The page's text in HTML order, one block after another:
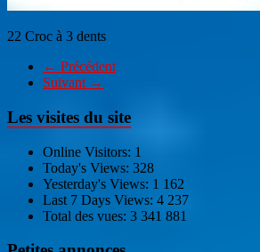
22 Croc à 3 dents
← Précédent
Suivant →
Les visites du site
Online Visitors: 1
Today's Views: 328
Yesterday's Views: 1 162
Last 7 Days Views: 4 237
Total des vues: 3 341 881